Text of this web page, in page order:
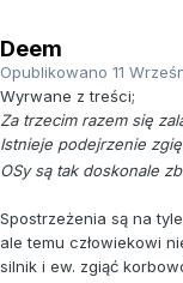
Deem
Opublikowano 11
Wyrwane z treści;
Za trzecim razem się
Istnieje podejrzenie
OSy są tak doskonale
Spostrzeżenia są na
ale temu człowiekowi
silnik i ew. zgiąć